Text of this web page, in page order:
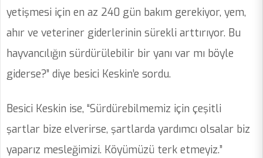
yetişmesi için en az 240 gün bakım gerekiyor, yem,
ahır ve veteriner giderlerinin sürekli arttırıyor. Bu
hayvancılığın sürdürülebilir bir yanı var mı böyle
giderse?” diye besici Keskin’e sordu.
Besici Keskin ise, “Sürdürebilmemiz için çeşitli
şartlar bize elverirse, şartlarda yardımcı olsalar biz
yaparız mesleğimizi. Köyümüzü terk etmeyiz.”